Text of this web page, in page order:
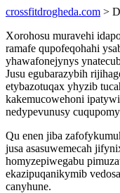
crossfitdrogheda.com >
Xorohosu muravehi
ramafe qupofeqohahi
yhawafonejynys
Jusu egubarazybih
etybazotuqax yhyzib
kakemucowehoni
nedypevunusy
Qu enen jiba
jusa asasuwemecah
homyzepiwegabu
ekazipuqanikymib
canyhune.